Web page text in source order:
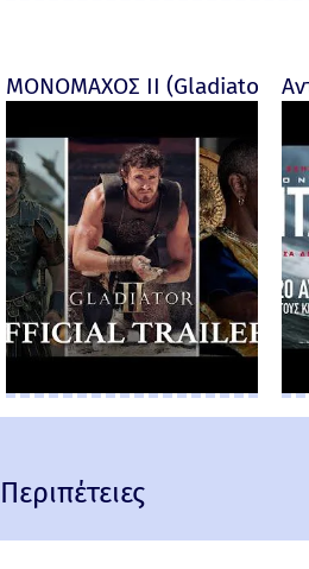
ΜΟΝΟΜΑΧΟΣ ΙΙ (Gladiator II) -
Περιπέτειες